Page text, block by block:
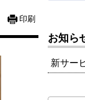
印刷
お知ら
新サー